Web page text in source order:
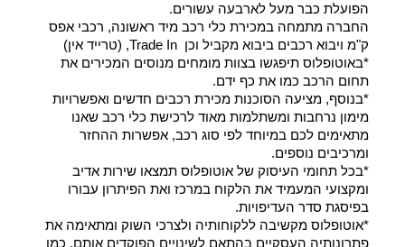
הפועלת כבר מעל לארבעה עשורים.
החברה מתמחה במכירת כלי רכב מיד ראשונה, רכבי אפס
ק"מ ויבוא רכבים ביבוא מקביל וכן Trade In, (טרייד אין)
*באוטופלוס תיפגשו בצוות מומחים מנוסים המכירים את
תחום הרכב כמו את כף ידם.
*בנוסף, מציעה הסוכנות מכירת רכבים חדשים ואפשרויות
מימון נרחבות ומשתלמות מאוד לרכישת כלי רכב שאנו
מתאימים לכם במיוחד לפי סוג רכב, אפשרות ההחזר
ומרכיבים נוספים.
*בכל תחומי העיסוק של אוטופלוס תמצאו שירות אדיב
ומקצועי המעמיד את הלקוח במרכז ואת הפיתרון עבורו
בפיסגת סדר העדיפויות.
*אוטופלוס מקשיבה ללקוחותיה ולצרכי השוק ומתאימה את
פתרונותיה העסקיים בהתאם לשינויים הפוקדים אותם. כמו